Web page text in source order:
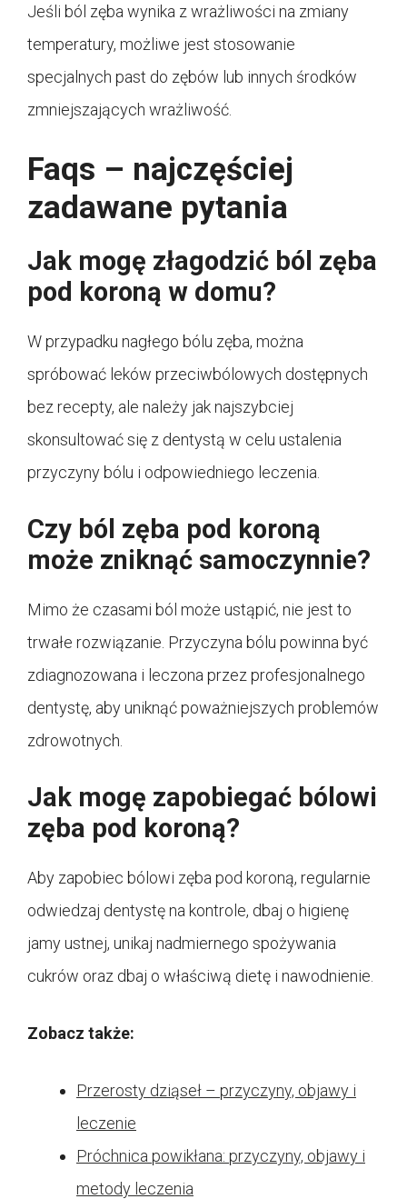
Jeśli ból zęba wynika z wrażliwości na zmiany
temperatury, możliwe jest stosowanie
specjalnych past do zębów lub innych środków
zmniejszających wrażliwość.
Faqs – najczęściej
zadawane pytania
Jak mogę złagodzić ból zęba
pod koroną w domu?
W przypadku nagłego bólu zęba, można
spróbować leków przeciwbólowych dostępnych
bez recepty, ale należy jak najszybciej
skonsultować się z dentystą w celu ustalenia
przyczyny bólu i odpowiedniego leczenia.
Czy ból zęba pod koroną
może zniknąć samoczynnie?
Mimo że czasami ból może ustąpić, nie jest to
trwałe rozwiązanie. Przyczyna bólu powinna być
zdiagnozowana i leczona przez profesjonalnego
dentystę, aby uniknąć poważniejszych problemów
zdrowotnych.
Jak mogę zapobiegać bólowi
zęba pod koroną?
Aby zapobiec bólowi zęba pod koroną, regularnie
odwiedzaj dentystę na kontrole, dbaj o higienę
jamy ustnej, unikaj nadmiernego spożywania
cukrów oraz dbaj o właściwą dietę i nawodnienie.
Zobacz także:
Przerosty dziąseł – przyczyny, objawy i
leczenie
Próchnica powikłana: przyczyny, objawy i
metody leczenia